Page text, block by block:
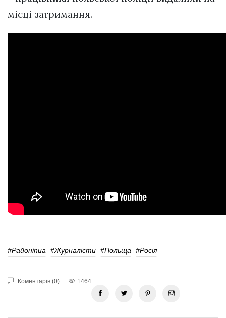
місці затримання.
#Районinua #журналісти #Польща #Росія
Коментарів (0) 1464